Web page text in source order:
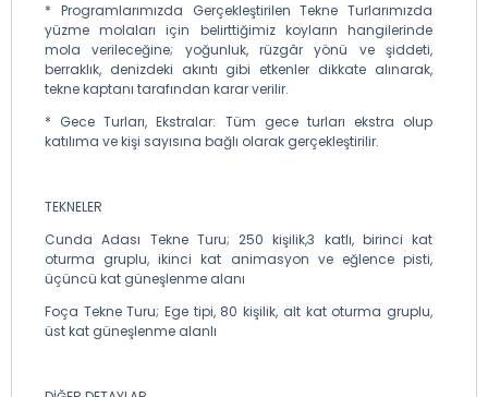
* Programlarımızda Gerçekleştirilen Tekne Turlarımızda
yüzme molaları için belirttiğimiz koyların hangilerinde
mola verileceğine; yoğunluk, rüzgâr yönü ve şiddeti,
berraklık, denizdeki akıntı gibi etkenler dikkate alınarak,
tekne kaptanı tarafından karar verilir.
* Gece Turları, Ekstralar: Tüm gece turları ekstra olup
katılıma ve kişi sayısına bağlı olarak gerçekleştirilir.
TEKNELER
Cunda Adası Tekne Turu; 250 kişilik,3 katlı, birinci kat
oturma gruplu, ikinci kat animasyon ve eğlence pisti,
üçüncü kat güneşlenme alanı
Foça Tekne Turu; Ege tipi, 80 kişilik, alt kat oturma gruplu,
üst kat güneşlenme alanlı